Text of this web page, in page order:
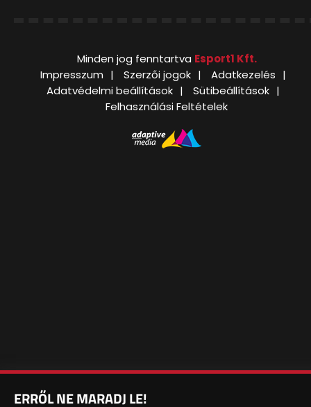
Minden jog fenntartva Esport1 Kft.
Impresszum
Szerzői jogok
Adatkezelés
Adatvédelmi beállítások
Sütibeállítások
Felhasználási Feltételek
ERRŐL NE MARADJ LE!